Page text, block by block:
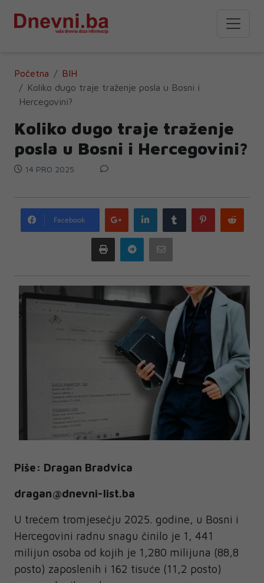
Početna
BIH
Koliko dugo traje traženje posla u Bosni i
Hercegovini?
Koliko dugo traje traženje
posla u Bosni i Hercegovini?
14 PRO 2025
Facebook
Google
plus
LinkedIn Tumblr Pinterest
Print Telegram
Piše: Dragan Bradvica
dragan@dnevni-list.ba
U trećem tromjesečju 2025. godine, u Bosni i
Hercegovini radnu snagu činilo je 1, 441
milijun osoba od kojih je 1,280 milijuna (88,8
posto) zaposlenih i 162 tisuće (11,2 posto)